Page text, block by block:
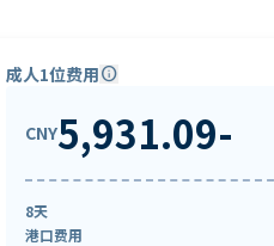
成人1位费用info
CNY5,931.09-
8天
港口费用